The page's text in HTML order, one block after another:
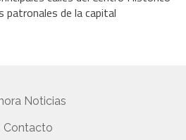
de la capital
Noticias
Contacto